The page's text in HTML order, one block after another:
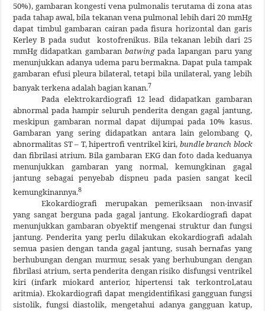
50%), gambaran kongesti vena pulmonalis terutama di zona atas
pada tahap awal, bila tekanan vena pulmonal lebih dari 20 mmHg
dapat timbul gambaran cairan pada fisura horizontal dan garis
Kerley B pada sudut kostofrenikus. Bila tekanan lebih dari 25
mmHg didapatkan gambaran batwingpada lapangan paru yang
menunjukkan adanya udema paru bermakna. Dapat pula tampak
gambaran efusi pleura bilateral, tetapi bila unilateral, yang lebih
banyak terkena adalah bagian kanan.7
Pada elektrokardiografi 12 lead didapatkan gambaran
abnormal pada hampir seluruh penderita dengan gagal jantung,
meskipun gambaran normal dapat dijumpai pada 10% kasus.
Gambaran yang sering didapatkan antara lain gelombang Q,
abnormalitas ST – T, hipertrofi ventrikel kiri, bundle branch block
dan fibrilasi atrium. Bila gambaran EKG dan foto dada keduanya
menunjukkan gambaran yang normal, kemungkinan gagal
jantung sebagai penyebab dispneu pada pasien sangat kecil
kemungkinannya.8
Ekokardiografi merupakan pemeriksaan non-invasif
yang sangat berguna pada gagal jantung. Ekokardiografi dapat
menunjukkan gambaran obyektif mengenai struktur dan fungsi
jantung. Penderita yang perlu dilakukan ekokardiografi adalah
semua pasien dengan tanda gagal jantung, susah bernafas yang
berhubungan dengan murmur, sesak yang berhubungan dengan
fibrilasi atrium, serta penderita dengan risiko disfungsi ventrikel
kiri (infark miokard anterior, hipertensi tak terkontrol,atau
aritmia). Ekokardiografi dapat mengidentifikasi gangguan fungsi
sistolik, fungsi diastolik, mengetahui adanya gangguan katup,